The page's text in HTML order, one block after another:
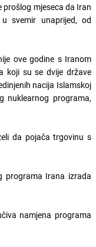
prošlog mjeseca da Iran
svemir unaprijed, od
ove godine s Iranom
koji su se dvije države
nacija Islamskoj
nuklearnog programa,
da pojača trgovinu s
programa Irana izrada
namjena programa